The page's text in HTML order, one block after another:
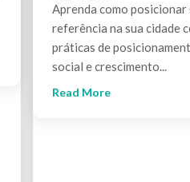
Aprenda como posicionar
referência na sua cidade
práticas de
social e crescimento...
Read More